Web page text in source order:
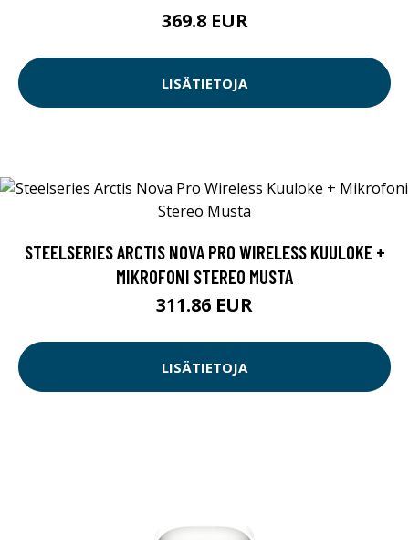
369.8 EUR
LISÄTIETOJA
STEELSERIES ARCTIS NOVA PRO WIRELESS KUULOKE +
MIKROFONI STEREO MUSTA
311.86 EUR
LISÄTIETOJA